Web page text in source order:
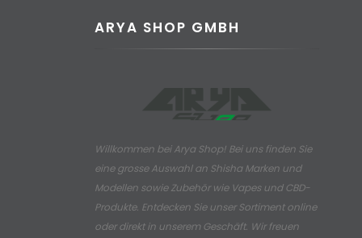
ARYA SHOP GMBH
Willkommen bei Arya Shop! Bei uns finden Sie
eine grosse Auswahl an Shisha Marken und
Modellen sowie Zubehör wie Vapes und CBD-
Produkte. Entdecken Sie unser Sortiment online
oder direkt in unserem Geschäft. Wir freuen